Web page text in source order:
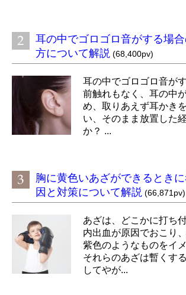
耳の中でゴロゴロ音がする場
方について解説 (68,400pv)
耳の中でゴロゴロ音が
前触れもなく、耳の中
め、取りあえず耳かき
い、そのまま放置した
か？ ...
胸に黄色いあざができるとき
因と対策について解説 (66,871pv)
あざは、どこかに打ち
内出血が原因でおこり
紫色のようなものをイ
それらのあざは暫くす
してやが...